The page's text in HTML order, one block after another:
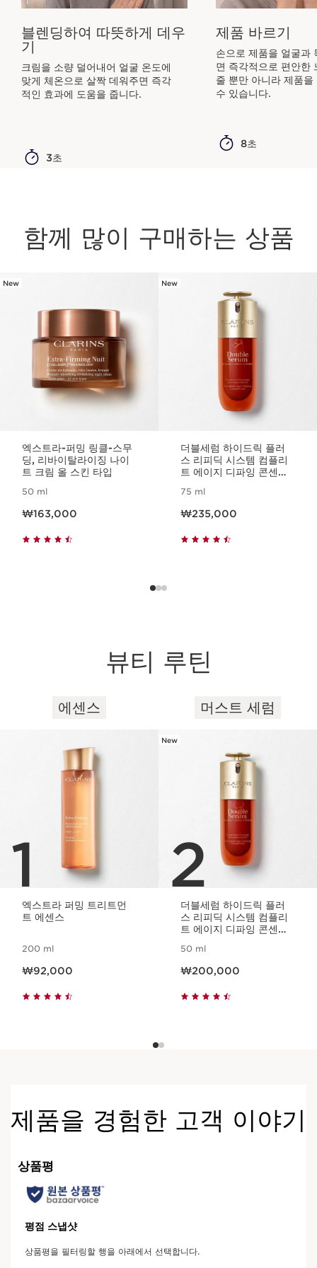
블렌딩하여 따뜻하게 데우
기
크림을 소량 덜어내어 얼굴 온도에
맞게 체온으로 살짝 데워주면 즉각
적인 효과에 도움을 줍니다.
3초
제품 바르기
손으로 제품을 얼굴과
면 즉각적으로 편안한
줄 뿐만 아니라 제품을
수 있습니다.
8초
함께 많이 구매하는 상품
New
엑스트라-퍼밍 링클-스무
딩, 리바이탈라이징 나이
트 크림 올 스킨 타입
50 ml
₩163,000
New
더블세럼 하이드릭 플러
스 리피딕 시스템 컴플리
트 에이지 디파잉 콘센트
75 ml
₩235,000
뷰티 루틴
컨텐츠로 이동하기
에센스
1
엑스트라 퍼밍 트리트먼
트 에센스
200 ml
₩92,000
머스트 세럼
2
New
더블세럼 하이드릭 플러
스 리피딕 시스템 컴플리
트 에이지 디파잉 콘센트
50 ml
₩200,000
제품을 경험한 고객 이야기